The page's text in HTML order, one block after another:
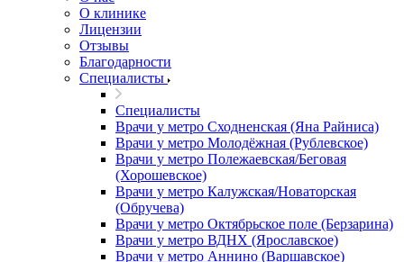
О клинике
Лицензии
Отзывы
Благодарности
Специалисты
Специалисты
Врачи у метро Сходненская (Яна Райниса)
Врачи у метро Молодёжная (Рублевское)
Врачи у метро Полежаевская/Беговая
(Хорошевское)
Врачи у метро Калужская/Новаторская
(Обручева)
Врачи у метро Октябрьское поле (Берзарина)
Врачи у метро ВДНХ (Ярославское)
Врачи у метро Аннино (Варшавское)